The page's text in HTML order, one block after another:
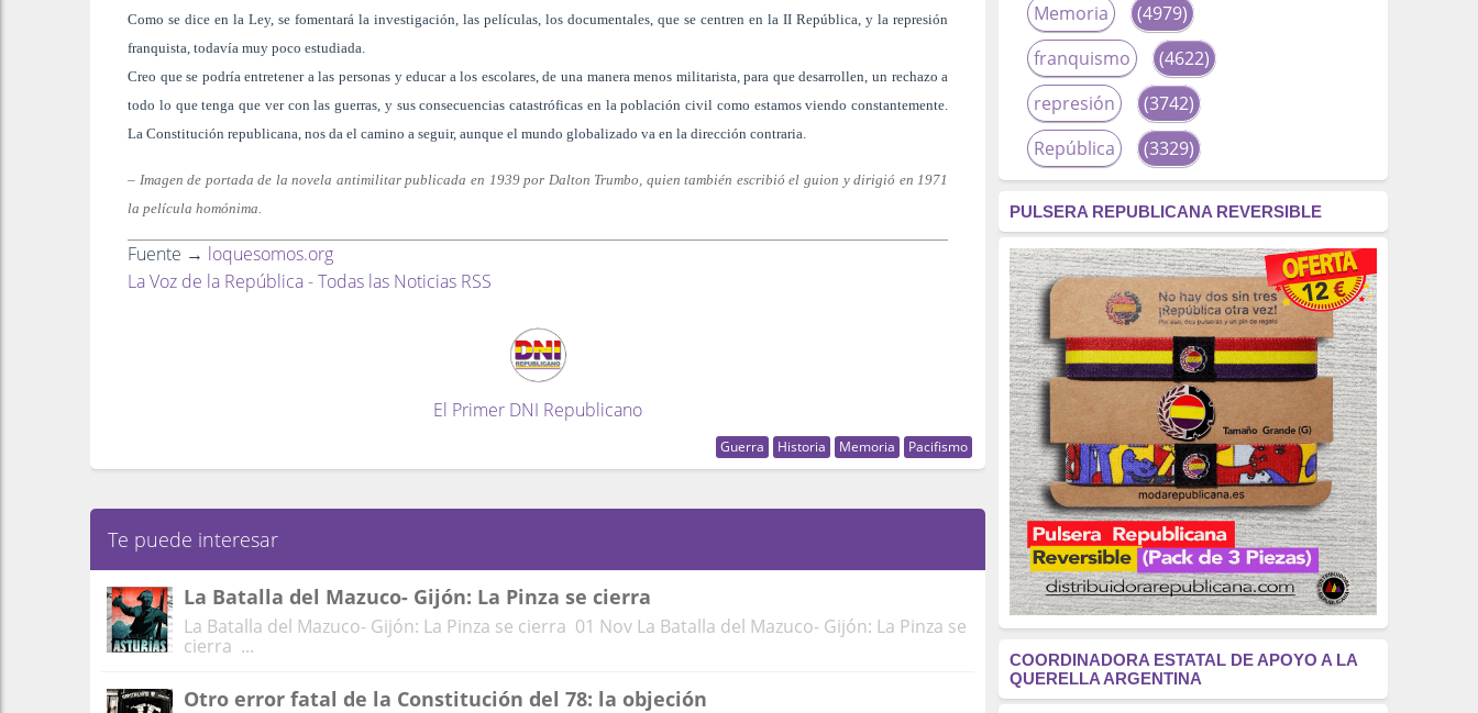
Como se dice en la Ley, se fomentará la investigación, las películas, los documentales, que se centren en la II República, y la represión
franquista, todavía muy poco estudiada.
Creo que se podría entretener a las personas y educar a los escolares, de una manera menos militarista, para que desarrollen, un rechazo a
todo lo que tenga que ver con las guerras, y sus consecuencias catastróficas en la población civil como estamos viendo constantemente.
La Constitución republicana, nos da el camino a seguir, aunque el mundo globalizado va en la dirección contraria.
– Imagen de portada de la novela antimilitar publicada en 1939 por Dalton Trumbo, quien también escribió el guion y dirigió en 1971
la película homónima.
Fuente → loquesomos.org
La Voz de la República - Todas las Noticias RSS
El Primer DNI Republicano
Guerra Historia Memoria Pacifismo
Te puede interesar
La Batalla del Mazuco- Gijón: La Pinza se cierra
La Batalla del Mazuco- Gijón: La Pinza se cierra 01 Nov La Batalla del Mazuco- Gijón: La Pinza se
cierra ...
Otro error fatal de la Constitución del 78: la objeción
Memoria
(4979)
franquismo
(4622)
represión
(3742)
República
(3329)
fascismo
(2677)
tardofranquismo
(2320)
Actualidad
(2319)
monarquía
(2253)
borbones
(2176)
Cultura
(2163)
Guerra
(1674)
genocidio
(1234)
mujer
(1070)
Eventos
(914)
PULSERA REPUBLICANA REVERSIBLE
COORDINADORA ESTATAL DE APOYO A LA
QUERELLA ARGENTINA